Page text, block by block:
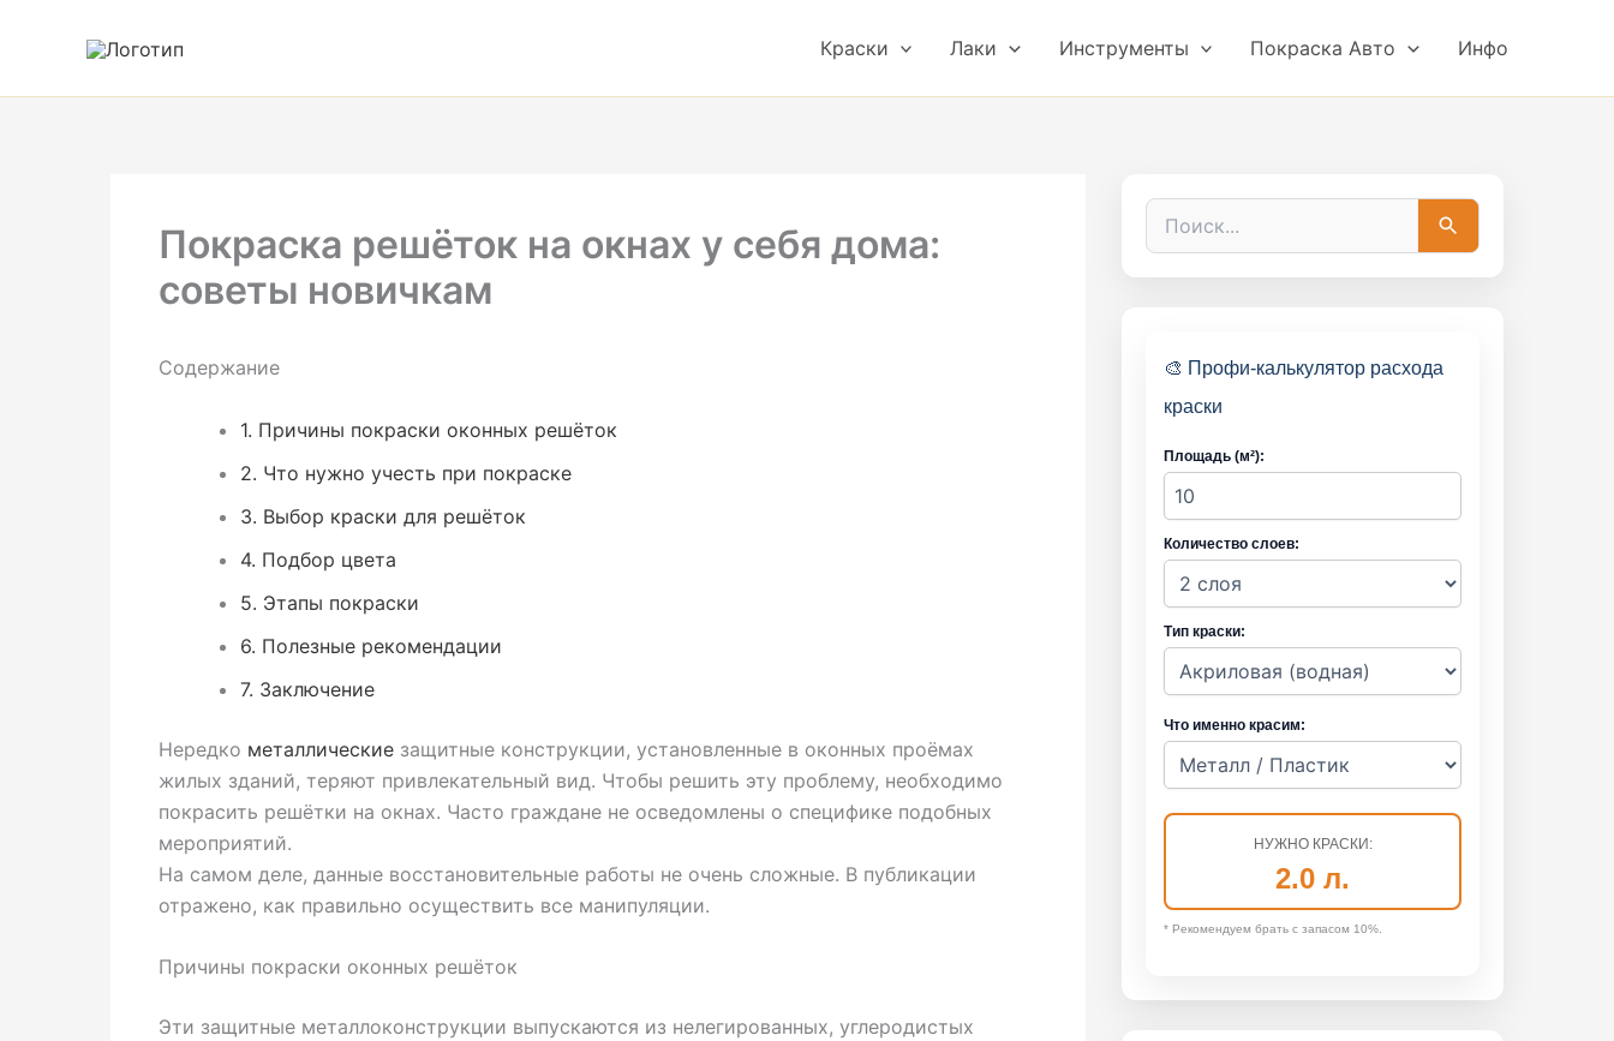
Краски Лаки Инструменты Покраска Авто Инфо
Покраска решёток на окнах у себя дома:
советы новичкам
Содержание
1. Причины покраски оконных решёток
2. Что нужно учесть при покраске
3. Выбор краски для решёток
4. Подбор цвета
5. Этапы покраски
6. Полезные рекомендации
7. Заключение
Нередко металлические защитные конструкции, установленные в оконных проёмах
жилых зданий, теряют привлекательный вид. Чтобы решить эту проблему, необходимо
покрасить решётки на окнах. Часто граждане не осведомлены о специфике подобных
мероприятий.
На самом деле, данные восстановительные работы не очень сложные. В публикации
отражено, как правильно осуществить все манипуляции.
Причины покраски оконных решёток
Эти защитные металлоконструкции выпускаются из нелегированных, углеродистых
П
и
с
🎨 Профи-калькулятор расхода
краски
Площадь (м²):
Количество слоев:
Тип краски:
Что именно красим:
НУЖНО КРАСКИ:
2.0 л.
* Рекомендуем брать с запасом 10%.